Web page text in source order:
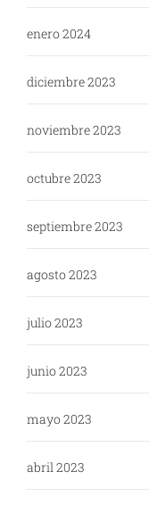
enero 2024
diciembre 2023
noviembre 2023
octubre 2023
septiembre 2023
agosto 2023
julio 2023
junio 2023
mayo 2023
abril 2023